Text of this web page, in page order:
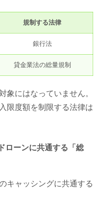
規制する法律
銀行法
貸金業法の総量規制
象にはなっていません。
限度額を制限する法律は
ローンに共通する「総
キャッシングに共通する